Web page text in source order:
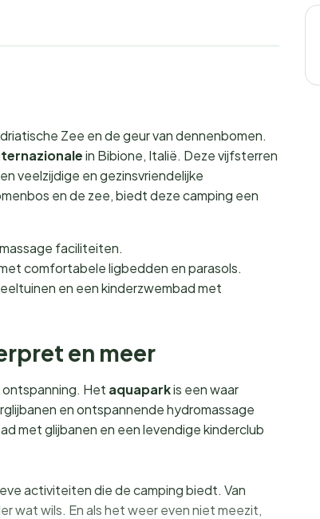
Zee en de geur van dennenbomen.
in Bibione, Italië. Deze vijfsterren
veelzijdige en gezinsvriendelijke
en de zee, biedt deze camping een
faciliteiten.
comfortabele ligbedden en parasols.
en een kinderzwembad met
en meer
ontspanning. Het aquaparkis een waar
en ontspannende hydromassage
met glijbanen en een levendige kinderclub
activiteiten die de camping biedt. Van
wat wils. En als het weer even niet meezit,